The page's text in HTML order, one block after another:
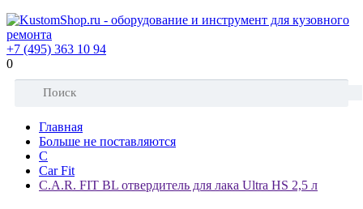
+7 (495) 363 10 94
0
Главная
Больше не поставляются
C
Car Fit
C.A.R. FIT BL отвердитель для лака Ultra HS 2,5 л